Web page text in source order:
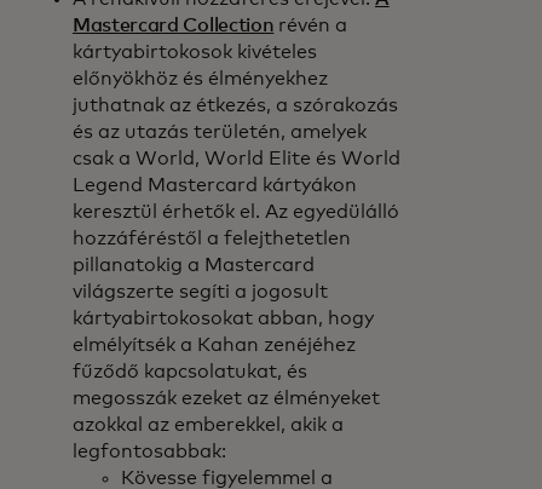
Mastercard Collection révén a
kártyabirtokosok kivételes
előnyökhöz és élményekhez
juthatnak az étkezés, a szórakozás
és az utazás területén, amelyek
csak a World, World Elite és World
Legend Mastercard kártyákon
keresztül érhetők el. Az egyedülálló
hozzáféréstől a felejthetetlen
pillanatokig a Mastercard
világszerte segíti a jogosult
kártyabirtokosokat abban, hogy
elmélyítsék a Kahan zenéjéhez
fűződő kapcsolatukat, és
megosszák ezeket az élményeket
azokkal az emberekkel, akik a
legfontosabbak:
Kövesse figyelemmel a